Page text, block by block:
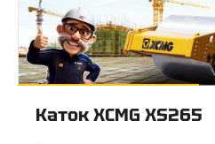
Каток XCMG XS265